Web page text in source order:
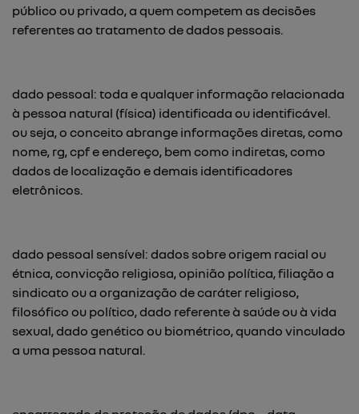
público ou privado, a quem competem as decisões
referentes ao tratamento de dados pessoais.
dado pessoal: toda e qualquer informação relacionada
à pessoa natural (física) identificada ou identificável.
ou seja, o conceito abrange informações diretas, como
nome, rg, cpf e endereço, bem como indiretas, como
dados de localização e demais identificadores
eletrônicos.
dado pessoal sensível: dados sobre origem racial ou
étnica, convicção religiosa, opinião política, filiação a
sindicato ou a organização de caráter religioso,
filosófico ou político, dado referente à saúde ou à vida
sexual, dado genético ou biométrico, quando vinculado
a uma pessoa natural.